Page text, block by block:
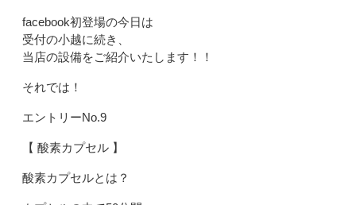
facebook初登場の今日は
受付の小越に続き、
当店の設備をご紹介いたします！！
それでは！
エントリーNo.9
【 酸素カプセル 】
酸素カプセルとは？